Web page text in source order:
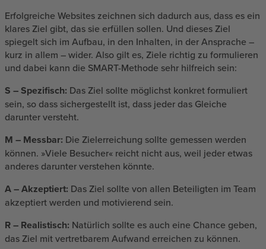
Erfolgreiche Websites zeichnen sich dadurch aus, dass es ein
klares Ziel gibt, das sie erfüllen sollen. Und dieses Ziel
spiegelt sich im Aufbau, in den Inhalten, in der Ansprache –
kurz in allem – wider. Also gilt es, Ziele richtig zu formulieren
und dabei kann die SMART-Methode sehr hilfreich sein:
S – Spezifisch: Das Ziel sollte möglichst konkret formuliert
sein, so dass sichergestellt ist, dass jeder das Gleiche
darunter versteht.
M – Messbar: Die Zielerreichung sollte gemessen werden
können. »Viele Besucher« reicht nicht aus, weil jeder etwas
anderes darunter verstehen könnte.
A – Akzeptiert: Das Ziel sollte von allen Beteiligten im Team
akzeptiert werden und motivierend sein.
R – Realistisch: Natürlich sollte es auch eine Chance geben,
das Ziel mit vertretbarem Aufwand erreichen zu können.